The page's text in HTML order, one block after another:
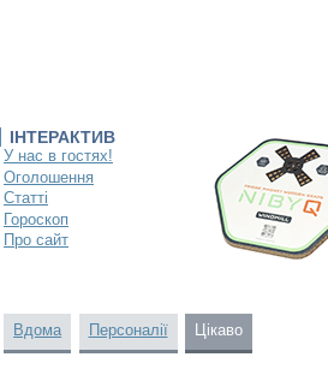
ІНТЕРАКТИВ
У нас в гостях!
Оголошення
Статті
Гороскоп
Про сайт
Вдома Персоналії Цікаво